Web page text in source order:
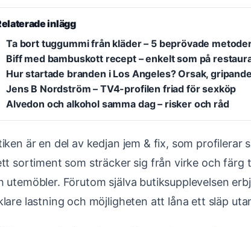
inlägg
Ta bort tuggummi från kläder – 5 beprövade
Biff med bambuskott recept – enkelt som på
Hur startade branden i Los Angeles? Orsak,
Jens B Nordström – TV4-profilen friad för sexköp
Alvedon och alkohol samma dag – risker och råd
är en del av kedjan jem & fix, som profilerar
sortiment som sträcker sig från virke och färg
utemöbler. Förutom själva butiksupplevelsen
lastning och möjligheten att låna ett släp